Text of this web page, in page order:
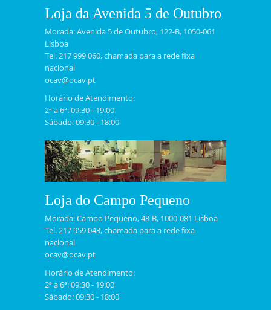
Loja da Avenida 5 de Outubro
Morada: Avenida 5 de Outubro, 122-B, 1050-061
Lisboa
Tel. 217 999 060, chamada para a rede fixa
nacional
ocav@ocav.pt
Horário de Atendimento:
2ª a 6ª: 09:30 - 19:00
Sábado: 09:30 - 18:00
Loja do Campo Pequeno
Morada: Campo Pequeno, 48-B, 1000-081 Lisboa
Tel. 217 959 043, chamada para a rede fixa
nacional
ocav@ocav.pt
Horário de Atendimento:
2ª a 6ª: 09:30 - 19:00
Sábado: 09:30 - 18:00